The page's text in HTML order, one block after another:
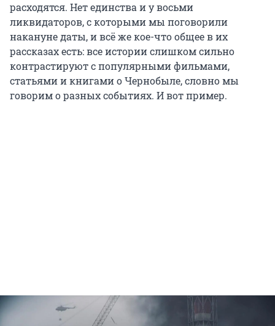
расходятся. Нет единства и у восьми
ликвидаторов, с которыми мы поговорили
накануне даты, и всё же кое-что общее в их
рассказах есть: все истории слишком сильно
контрастируют с популярными фильмами,
статьями и книгами о Чернобыле, словно мы
говорим о разных событиях. И вот пример.